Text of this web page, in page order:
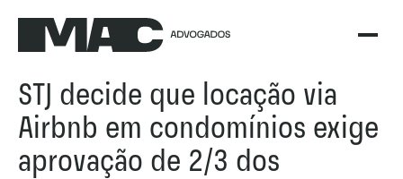
STJ decide que locação via
Airbnb em condomínios exige
aprovação de 2/3 dos